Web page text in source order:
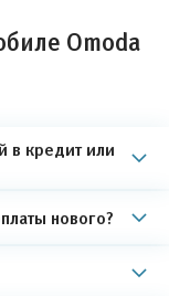
Omoda
в кредит или
нового?